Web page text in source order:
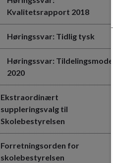
Kvalitetsrapport 2018
Høringssvar: Tidlig tysk
Høringssvar: Tildelingsmodel
2020
Ekstraordinært
suppleringsvalg til
Skolebestyrelsen
Forretningsorden for
skolebestyrelsen